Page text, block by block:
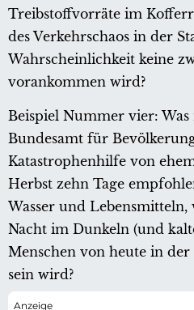
Treibstoffvorräte im
des Verkehrschaos in der
Wahrscheinlichkeit keine
vorankommen wird?
Beispiel Nummer vier:
Bundesamt für
Katastrophenhilfe von
Herbst zehn Tage
Wasser und Lebensmitteln,
Nacht im Dunkeln (und
Menschen von heute in
sein wird?